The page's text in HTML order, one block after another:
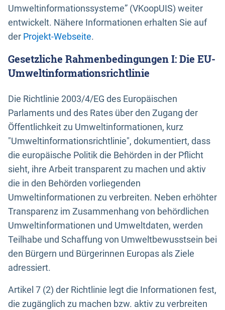
Umweltinformationssysteme” (VKoopUIS) weiter
entwickelt. Nähere Informationen erhalten Sie auf
der Projekt-Webseite.
Gesetzliche Rahmenbedingungen I: Die EU-
Umweltinformationsrichtlinie
Die Richtlinie 2003/4/EG des Europäischen
Parlaments und des Rates über den Zugang der
Öffentlichkeit zu Umweltinformationen, kurz
"Umweltinformationsrichtlinie", dokumentiert, dass
die europäische Politik die Behörden in der Pflicht
sieht, ihre Arbeit transparent zu machen und aktiv
die in den Behörden vorliegenden
Umweltinformationen zu verbreiten. Neben erhöhter
Transparenz im Zusammenhang von behördlichen
Umweltinformationen und Umweltdaten, werden
Teilhabe und Schaffung von Umweltbewusstsein bei
den Bürgern und Bürgerinnen Europas als Ziele
adressiert.
Artikel 7 (2) der Richtlinie legt die Informationen fest,
die zugänglich zu machen bzw. aktiv zu verbreiten